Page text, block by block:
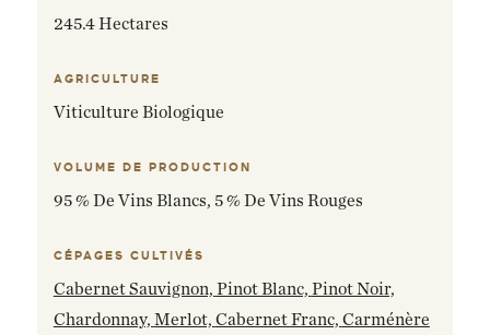
245.4 Hectares
AGRICULTURE
Viticulture Biologique
VOLUME DE PRODUCTION
95 % De Vins Blancs, 5 % De Vins Rouges
CÉPAGES CULTIVÉS
Cabernet Sauvignon, Pinot Blanc, Pinot Noir,
Chardonnay, Merlot, Cabernet Franc, Carménère